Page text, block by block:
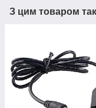
З цим товаром